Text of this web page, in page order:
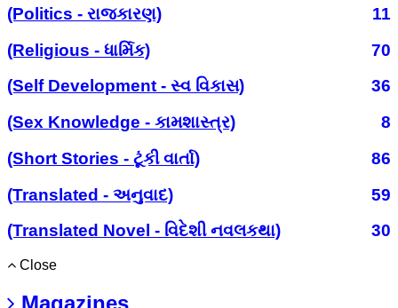
(Politics - રાજકારણ)
11
(Religious - ધાર્મિક)
70
(Self Development - સ્વ વિકાસ)
36
(Sex Knowledge - કામશાસ્ત્ર)
8
(Short Stories - ટૂંકી વાર્તા)
86
(Translated - અનુવાદ)
59
(Translated Novel - વિદેશી નવલકથા)
30
Close
Magazines